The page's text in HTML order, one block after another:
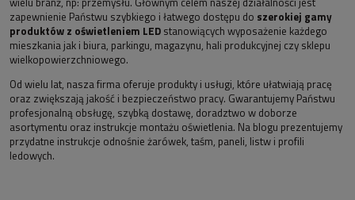
zapewnienie Państwu szybkiego i łatwego dostępu do szerokiej gamy
produktów z oświetleniem LED stanowiących wyposażenie każdego
mieszkania jak i biura, parkingu, magazynu, hali produkcyjnej czy sklepu
wielkopowierzchniowego.
Od wielu lat, nasza firma oferuje produkty i usługi, które ułatwiają pracę
oraz zwiększają jakość i bezpieczeństwo pracy. Gwarantujemy Państwu
profesjonalną obsługę, szybką dostawę, doradztwo w doborze
asortymentu oraz instrukcje montażu oświetlenia. Na blogu prezentujemy
przydatne instrukcje odnośnie żarówek, taśm, paneli, listw i profili
ledowych.